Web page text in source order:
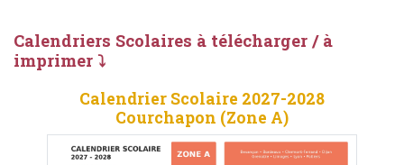
Calendriers Scolaires à télécharger / à
imprimer ⤵
Calendrier Scolaire 2027-2028
Courchapon (Zone A)